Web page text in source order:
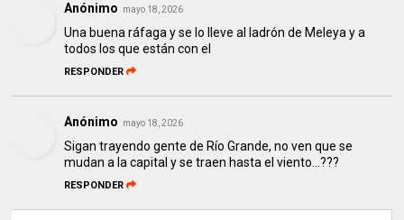
Anónimo mayo 18, 2026
Una buena ráfaga y se lo lleve al ladrón de Meleya y a
todos los que están con el
RESPONDER
Anónimo mayo 18, 2026
Sigan trayendo gente de Río Grande, no ven que se
mudan a la capital y se traen hasta el viento...???
RESPONDER